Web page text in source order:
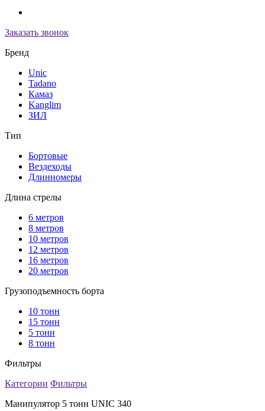
Заказать звонок
Бренд
Unic
Tadano
Камаз
Kanglim
ЗИЛ
Тип
Бортовые
Вездеходы
Длинномеры
Длина стрелы
6 метров
8 метров
10 метров
12 метров
16 метров
20 метров
Грузоподъемность борта
10 тонн
15 тонн
5 тонн
8 тонн
Фильтры
Категории Фильтры
Манипулятор 5 тонн UNIC 340